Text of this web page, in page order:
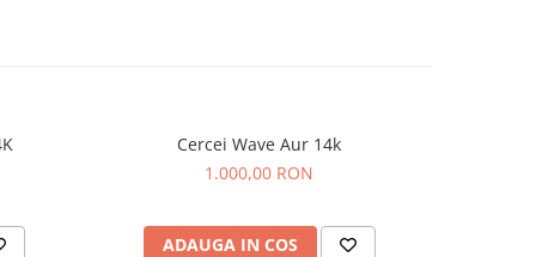
Cercei Wave Aur 14k
1.000,00 RON
ADAUGA IN COS